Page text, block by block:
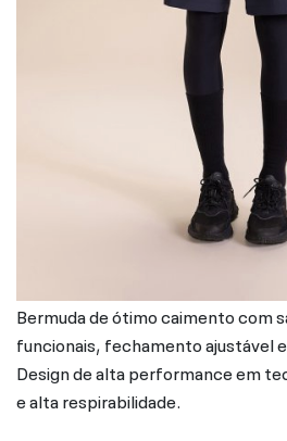
Bermuda de ótimo caimento com
funcionais, fechamento ajustável
Design de alta performance em
e alta respirabilidade.